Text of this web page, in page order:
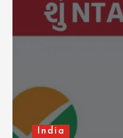
India